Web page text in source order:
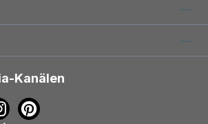
Kanälen